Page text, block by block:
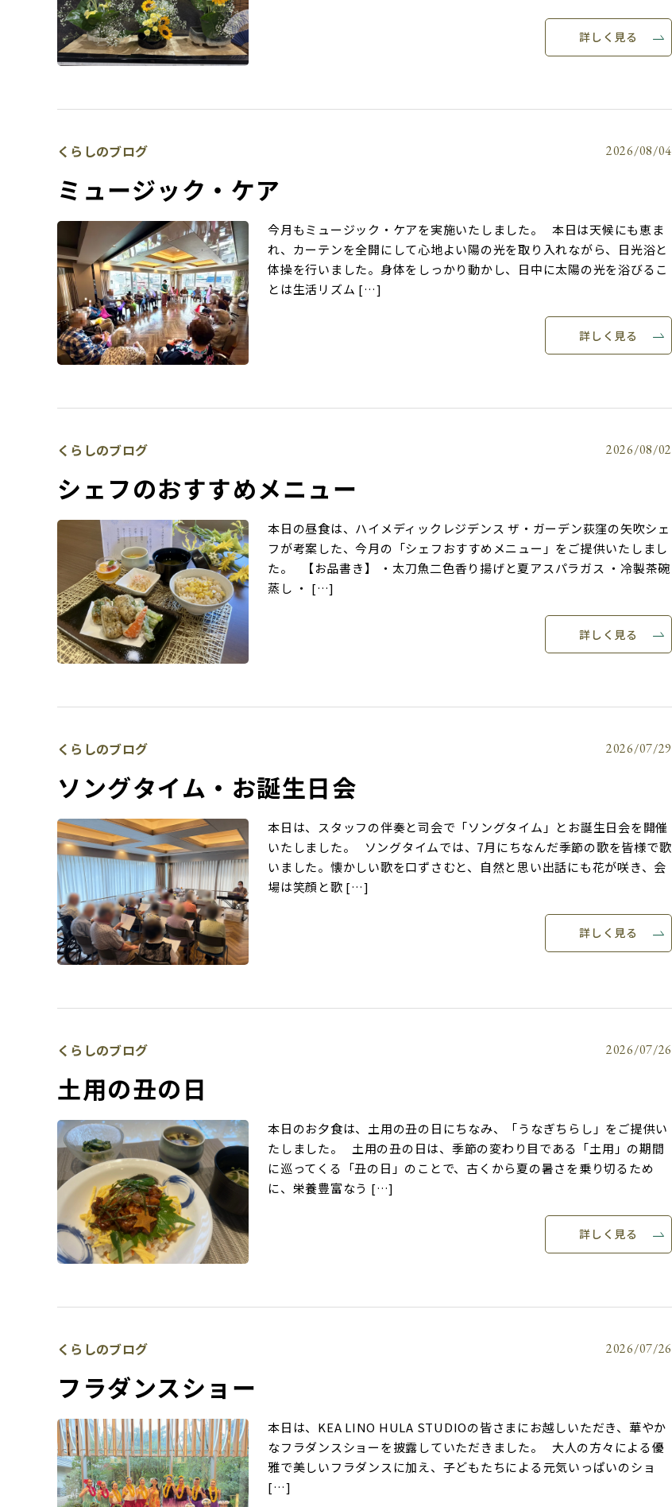
詳しく見る
くらしのブログ 2026/08/04
ミュージック・ケア
今月もミュージック・ケアを実施いたしました。 本日は天候にも恵ま
れ、カーテンを全開にして心地よい陽の光を取り入れながら、日光浴と
体操を行いました。身体をしっかり動かし、日中に太陽の光を浴びるこ
とは生活リズム […]
詳しく見る
くらしのブログ 2026/08/02
シェフのおすすめメニュー
本日の昼食は、ハイメディックレジデンス ザ・ガーデン荻窪の矢吹シェ
フが考案した、今月の「シェフおすすめメニュー」をご提供いたしまし
た。 【お品書き】 ・太刀魚二色香り揚げと夏アスパラガス ・冷製茶碗
蒸し ・ […]
詳しく見る
くらしのブログ 2026/07/29
ソングタイム・お誕生日会
本日は、スタッフの伴奏と司会で「ソングタイム」とお誕生日会を開催
いたしました。 ソングタイムでは、7月にちなんだ季節の歌を皆様で歌
いました。懐かしい歌を口ずさむと、自然と思い出話にも花が咲き、会
場は笑顔と歌 […]
詳しく見る
くらしのブログ 2026/07/26
土用の丑の日
本日のお夕食は、土用の丑の日にちなみ、「うなぎちらし」をご提供い
たしました。 土用の丑の日は、季節の変わり目である「土用」の期間
に巡ってくる「丑の日」のことで、古くから夏の暑さを乗り切るため
に、栄養豊富なう […]
詳しく見る
くらしのブログ 2026/07/26
フラダンスショー
本日は、KEA LINO HULA STUDIOの皆さまにお越しいただき、華やか
なフラダンスショーを披露していただきました。 大人の方々による優
雅で美しいフラダンスに加え、子どもたちによる元気いっぱいのショ
[…]